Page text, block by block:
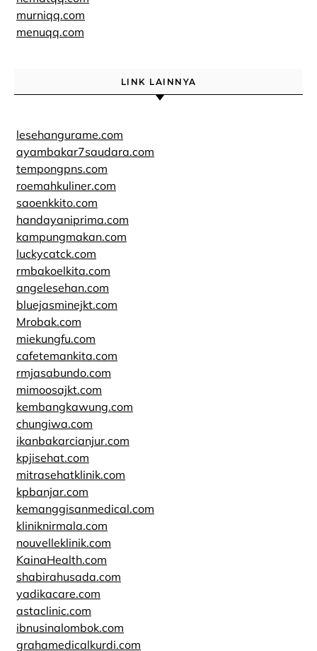
murniqq.com
menuqq.com
LINK LAINNYA
lesehangurame.com
ayambakar7saudara.com
tempongpns.com
roemahkuliner.com
saoenkkito.com
handayaniprima.com
kampungmakan.com
luckycatck.com
rmbakoelkita.com
angelesehan.com
bluejasminejkt.com
Mrobak.com
miekungfu.com
cafetemankita.com
rmjasabundo.com
mimoosajkt.com
kembangkawung.com
chungiwa.com
ikanbakarcianjur.com
kpjisehat.com
mitrasehatklinik.com
kpbanjar.com
kemanggisanmedical.com
kliniknirmala.com
nouvelleklinik.com
KainaHealth.com
shabirahusada.com
yadikacare.com
astaclinic.com
ibnusinalombok.com
grahamedicalkurdi.com